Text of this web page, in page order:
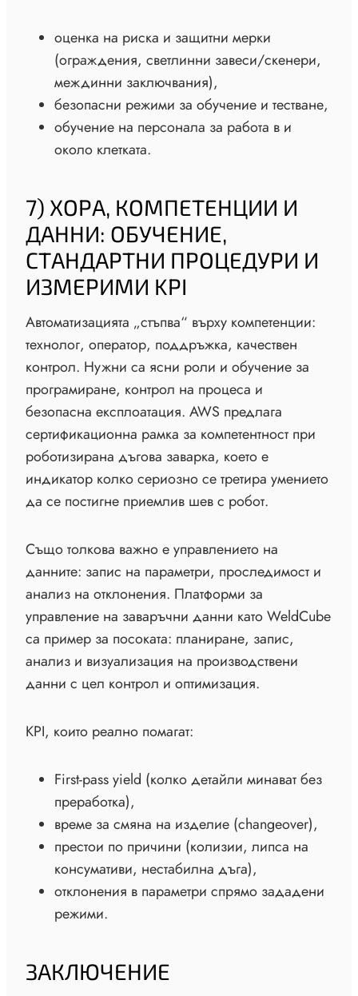
оценка на риска и защитни мерки
(ограждения, светлинни завеси/скенери,
междинни заключвания),
безопасни режими за обучение и тестване,
обучение на персонала за работа в и
около клетката.
7) ХОРА, КОМПЕТЕНЦИИ И
ДАННИ: ОБУЧЕНИЕ,
СТАНДАРТНИ ПРОЦЕДУРИ И
ИЗМЕРИМИ KPI
Автоматизацията „стъпва“ върху компетенции:
технолог, оператор, поддръжка, качествен
контрол. Нужни са ясни роли и обучение за
програмиране, контрол на процеса и
безопасна експлоатация. AWS предлага
сертификационна рамка за компетентност при
роботизирана дъгова заварка, което е
индикатор колко сериозно се третира умението
да се постигне приемлив шев с робот.
Също толкова важно е управлението на
данните: запис на параметри, проследимост и
анализ на отклонения. Платформи за
управление на заваръчни данни като WeldCube
са пример за посоката: планиране, запис,
анализ и визуализация на производствени
данни с цел контрол и оптимизация.
KPI, които реално помагат:
First-pass yield (колко детайли минават без
преработка),
време за смяна на изделие (changeover),
престои по причини (колизии, липса на
консумативи, нестабилна дъга),
отклонения в параметри спрямо зададени
режими.
ЗАКЛЮЧЕНИЕ